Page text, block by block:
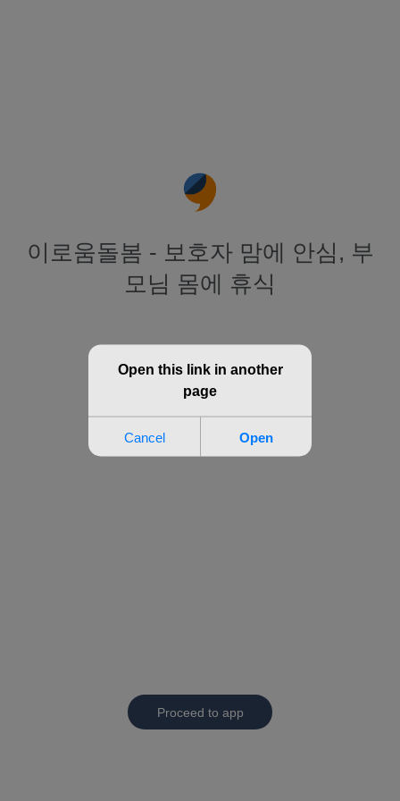
이로움돌봄 - 보호자 맘에 안심, 부
모님 몸에 휴식
Proceed to app